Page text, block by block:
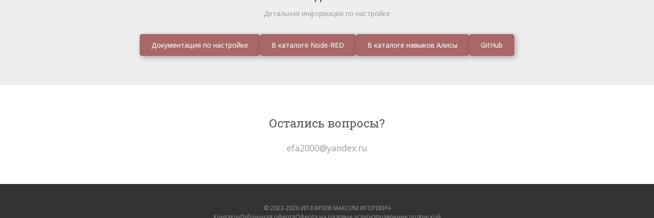
Детальная информация по настройке
Документация по настройке В каталоге Node-RED В каталоге навыков Алисы GitHub
Остались вопросы?
efa2000@yandex.ru
© 2023-2026 ИП ЕФРЕЕВ МАКСИМ ИГОРЕВИЧ